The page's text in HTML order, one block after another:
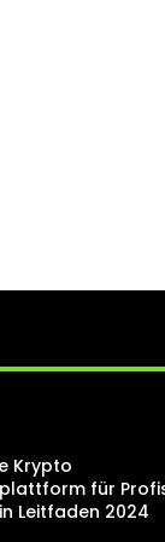
Krypto
für
Leitfaden 2024